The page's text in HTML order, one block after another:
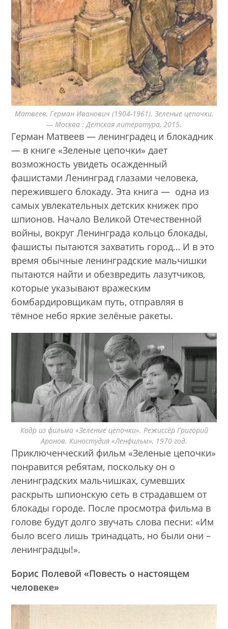
Матвеев, Герман Иванович (1904-1961). Зеленые цепочки.
— Москва : Детская литература, 2015.
Герман Матвеев — ленинградец и блокадник
— в книге «Зеленые цепочки» дает
возможность увидеть осажденный
фашистами Ленинград глазами человека,
пережившего блокаду. Эта книга — одна из
самых увлекательных детских книжек про
шпионов. Начало Великой Отечественной
войны, вокруг Ленинграда кольцо блокады,
фашисты пытаются захватить город… И в это
время обычные ленинградские мальчишки
пытаются найти и обезвредить лазутчиков,
которые указывают вражеским
бомбардировщикам путь, отправляя в
тёмное небо яркие зелёные ракеты.
Кадр из фильма «Зеленые цепочки». Режиссёр Григорий
Аронов. Киностудия «Ленфильм», 1970 год.
Приключенческий фильм «Зеленые цепочки»
понравится ребятам, поскольку он о
ленинградских мальчишках, сумевших
раскрыть шпионскую сеть в страдавшем от
блокады городе. После просмотра фильма в
голове будут долго звучать слова песни: «Им
было всего лишь тринадцать, но были они –
ленинградцы!».
Борис Полевой «Повесть о настоящем
человеке»